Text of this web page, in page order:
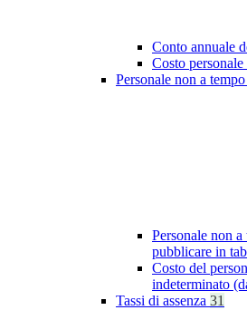
Conto annuale
Costo
Personale non a
Personale non
pubblicare in
Costo del
indeterminato
Tassi di assenza 31